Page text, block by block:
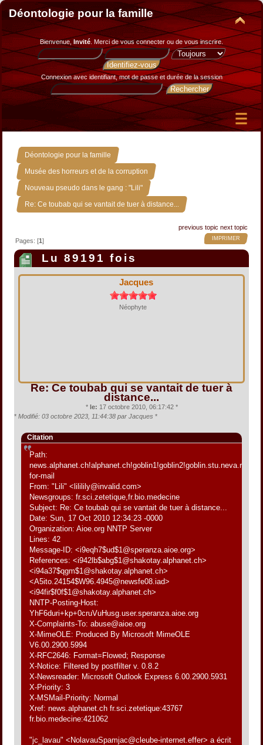
Déontologie pour la famille
Bienvenue, Invité. Merci devous connecter ou de vous inscrire.
Connexion avec identifiant, mot de passe et durée de la session
Déontologie pour la famille »
Musée des horreurs et de la corruption »
Nouveau pseudo dans le gang : "Lili" »
Re: Ce toubab qui se vantait de tuer à distance...
previous topic next topic
IMPRIMER
Pages: [1]
Lu 89191 fois
Jacques
Néophyte
Re: Ce toubab qui se vantait de tuer à
distance...
* le: 17 octobre 2010, 06:17:42 *
* Modifié: 03 octobre 2023, 11:44:38 par Jacques *
Citation
Path:
for-mail
From: "Lili" <lililily@invalid.com>
Newsgroups: fr.sci.zetetique,fr.bio.medecine
Subject: Re: Ce toubab qui se vantait de tuer à distance...
Date: Sun, 17 Oct 2010 12:34:23 -0000
Organization: Aioe.org NNTP Server
Lines: 42
Message-ID: <i9eqh7$ud$1@speranza.aioe.org>
References: <i942lb$abg$1@shakotay.alphanet.ch>
<i94a37$qgm$1@shakotay.alphanet.ch>
<A5ito.24154$W96.4945@newsfe08.iad>
<i94fir$f0f$1@shakotay.alphanet.ch>
NNTP-Posting-Host:
YhF6duri+kp+0cruVuHusg.user.speranza.aioe.org
X-Complaints-To: abuse@aioe.org
X-MimeOLE: Produced By Microsoft MimeOLE
V6.00.2900.5994
X-RFC2646: Format=Flowed; Response
X-Notice: Filtered by postfilter v. 0.8.2
X-Newsreader: Microsoft Outlook Express 6.00.2900.5931
X-Priority: 3
X-MSMail-Priority: Normal
Xref: news.alphanet.ch fr.sci.zetetique:43767
fr.bio.medecine:421062
"jc_lavau" <NolavauSpamjac@cleube-internet.effer> a écrit